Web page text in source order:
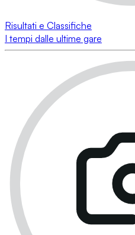
Risultati e Classifiche
I tempi dalle ultime gare